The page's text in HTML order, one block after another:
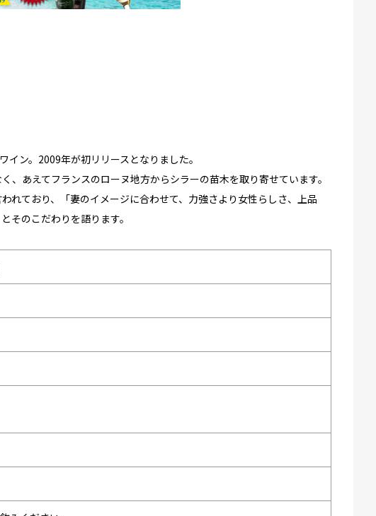
ン。2009年が初リリースとなりました。
、あえてフランスのローヌ地方からシラーの苗木を取り寄せています。
れており、「妻のイメージに合わせて、力強さより女性らしさ、上品
そのこだわりを語ります。